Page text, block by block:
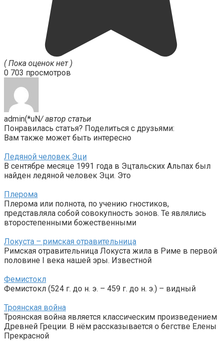
( Пока оценок нет )
0 703 просмотров
admin(*uN/ автор статьи
Понравилась статья? Поделиться с друзьями:
Вам также может быть интересно
Ледяной человек Эци
В сентябре месяце 1991 года в Эцтальских Альпах был
найден ледяной человек Эци. Это
Плерома
Плерома или полнота, по учению гностиков,
представляла собой совокупность эонов. Те являлись
второстепенными божественными
Локуста – римская отравительница
Римская отравительница Локуста жила в Риме в первой
половине I века нашей эры. Известной
Фемистокл
Фемистокл (524 г. до н. э. – 459 г. до н. э.) – видный
Троянская война
Троянская война является классическим произведением
Древней Греции. В нём рассказывается о бегстве Елены
Прекрасной